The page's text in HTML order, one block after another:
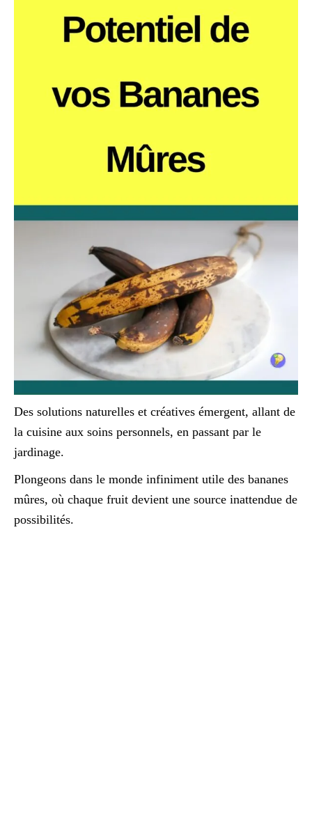
Des solutions naturelles et créatives émergent, allant de
la cuisine aux soins personnels, en passant par le
jardinage.
Plongeons dans le monde infiniment utile des bananes
mûres, où chaque fruit devient une source inattendue de
possibilités.